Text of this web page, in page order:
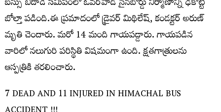
బోల్తా పడింది.ఈ ప్రమాదంలో డ్రైవర్‌ మిథిలేష్‌, కండక్టర్‌ అరుణ్‌
మృతి చెందారు. మరో 14 మంది గాయపడ్డారు. గాయపడిన
వారిలో నలుగురి పరిస్థితి విషమంగా ఉంది. క్షతగాత్రులను
ఆస్పత్రికి తరలించారు.
7 DEAD AND 11 INJURED IN HIMACHAL BUS